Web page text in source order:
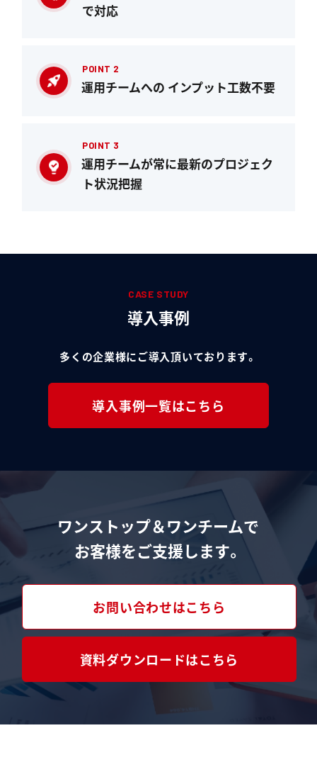
で対応
POINT 2
運用チームへの インプット工数不要
POINT 3
運用チームが常に最新のプロジェク
ト状況把握
CASE STUDY
導入事例
多くの企業様にご導入頂いております。
導入事例一覧はこちら
ワンストップ＆ワンチームで
お客様をご支援します。
お問い合わせはこちら
資料ダウンロードはこちら